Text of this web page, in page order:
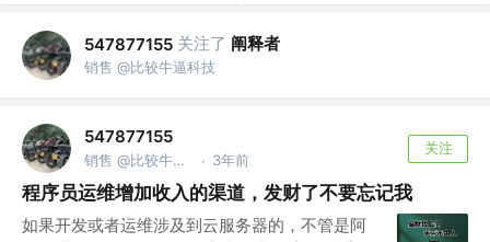
547877155 关注了 阐释者
销售 @比较牛逼科技
547877155
销售 @比较牛逼科技 · 3年前
关注
程序员运维增加收入的渠道，发财了不要忘记我
如果开发或者运维涉及到云服务器的，不管是阿